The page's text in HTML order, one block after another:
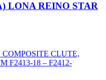
LONA REINO STAR